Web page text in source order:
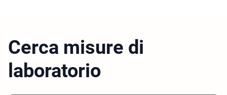
Cerca misure di
laboratorio